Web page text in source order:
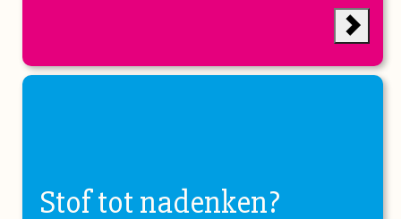
Stof tot nadenken?